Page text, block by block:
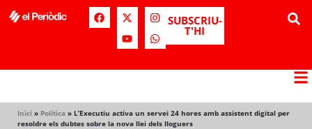
SUBSCRIU-
T'HI
Inici » Política » L’Executiu activa un servei 24 hores amb assistent digital per
resoldre els dubtes sobre la nova llei dels lloguers